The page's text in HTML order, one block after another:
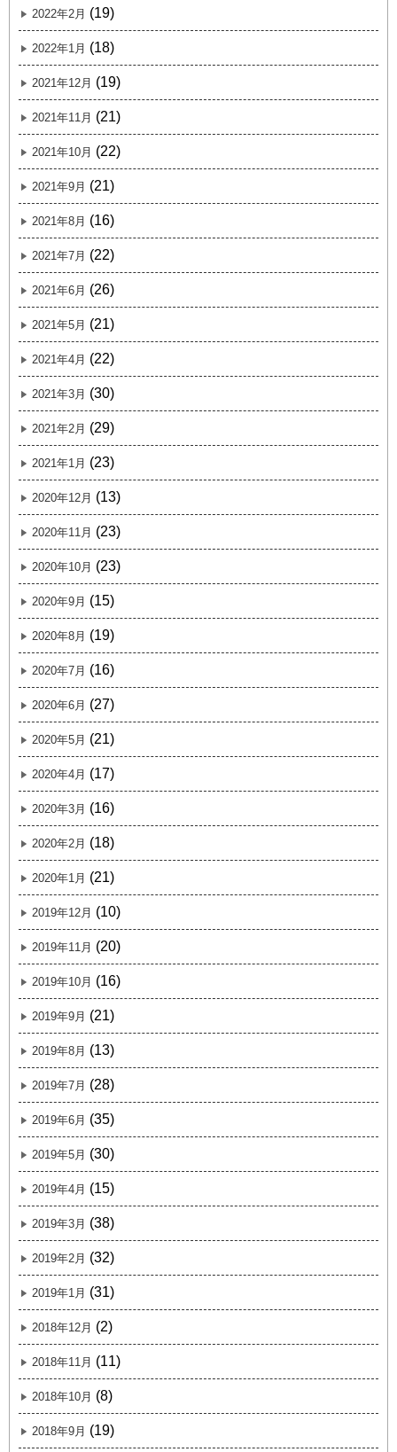
2022年2月 (19)
2022年1月 (18)
2021年12月 (19)
2021年11月 (21)
2021年10月 (22)
2021年9月 (21)
2021年8月 (16)
2021年7月 (22)
2021年6月 (26)
2021年5月 (21)
2021年4月 (22)
2021年3月 (30)
2021年2月 (29)
2021年1月 (23)
2020年12月 (13)
2020年11月 (23)
2020年10月 (23)
2020年9月 (15)
2020年8月 (19)
2020年7月 (16)
2020年6月 (27)
2020年5月 (21)
2020年4月 (17)
2020年3月 (16)
2020年2月 (18)
2020年1月 (21)
2019年12月 (10)
2019年11月 (20)
2019年10月 (16)
2019年9月 (21)
2019年8月 (13)
2019年7月 (28)
2019年6月 (35)
2019年5月 (30)
2019年4月 (15)
2019年3月 (38)
2019年2月 (32)
2019年1月 (31)
2018年12月 (2)
2018年11月 (11)
2018年10月 (8)
2018年9月 (19)